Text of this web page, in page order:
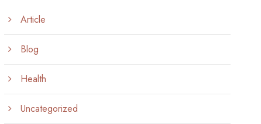
Article
Blog
Health
Uncategorized